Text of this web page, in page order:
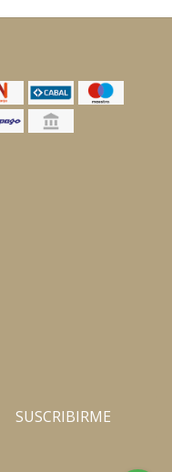
SUSCRIBIRME